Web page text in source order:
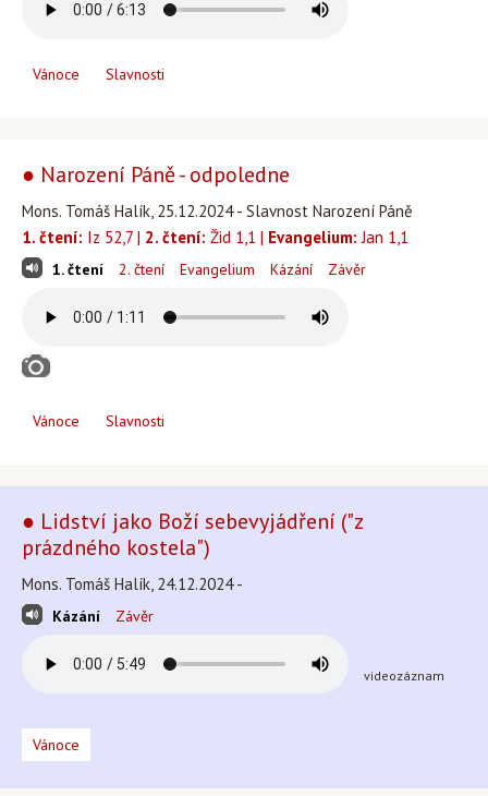
Vánoce Slavnosti
● Narození Páně - odpoledne
Mons. Tomáš Halík, 25.12.2024 - Slavnost Narození Páně
1. čtení: Iz 52,7 | 2. čtení: Žid 1,1 | Evangelium: Jan 1,1
1. čtení 2. čtení Evangelium Kázání Závěr
Vánoce Slavnosti
● Lidství jako Boží sebevyjádření ("z
prázdného kostela")
Mons. Tomáš Halík, 24.12.2024 -
Kázání Závěr
videozáznam
Vánoce